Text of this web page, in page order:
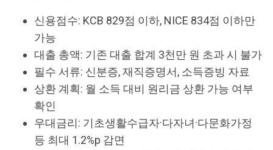
신용점수: KCB 829점 이하, NICE 834점 이하만
가능
대출 총액: 기존 대출 합계 3천만 원 초과 시 불가
필수 서류: 신분증, 재직증명서, 소득증빙 자료
상환 계획: 월 소득 대비 원리금 상환 가능 여부
확인
우대금리: 기초생활수급자·다자녀·다문화가정
등 최대 1.2%p 감면